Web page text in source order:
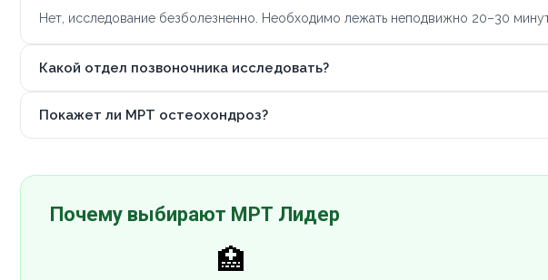
Нет, исследование безболезненно. Необходимо лежать неподвижно 20–30
Какой отдел позвоночника исследовать?
Покажет ли МРТ остеохондроз?
Почему выбирают МРТ Лидер
🏥